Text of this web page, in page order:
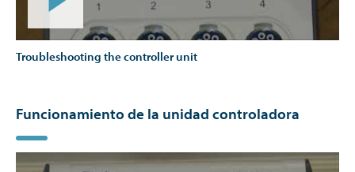
Troubleshooting the controller unit
Funcionamiento de la unidad controladora